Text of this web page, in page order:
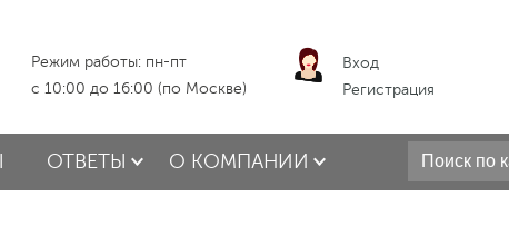
Режим работы: пн-пт
с 10:00 до 16:00 (по Москве)
Вход
Регистрация
ОТВЕТЫ О КОМПАНИИ